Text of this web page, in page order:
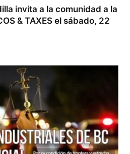
invita a la comunidad a la
& TAXES el sábado, 22